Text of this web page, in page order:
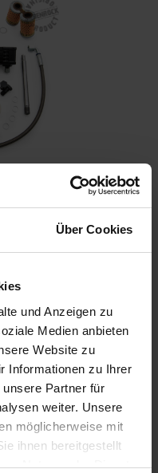
Über Cookies
und Anzeigen zu
Medien anbieten
Website zu
Informationen zu Ihrer
Partner für
weiter. Unsere
möglicherweise mit
ihnen bereitgestellt
Nutzung der Dienste
as the product is